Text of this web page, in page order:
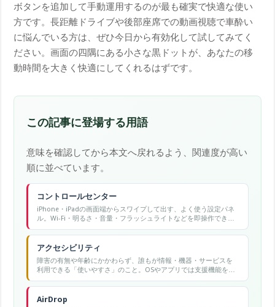
ボタンを追加して手動運用するのが最も確実で快適な使い
方です。長距離ドライブや後部座席での動画視聴で車酔い
に悩んでいる方は、ぜひ今日から有効化して試してみてく
ださい。画面の四隅にある小さな黒ドットが、あなたの移
動時間を大きく快適にしてくれるはずです。
この記事に登場する用語
意味を確認してから本文へ戻れるよう、関連度が高い
順に並べています。
コントロールセンター
iPhone・iPadの画面端からスワイプして出す、よく使う設定パネ
ル。Wi-Fi・明るさ・音量・フラッシュライトなどを即操作でき
る。
アクセシビリティ
障害の有無や年齢にかかわらず、誰もが情報・機器・サービスを
利用できる「使いやすさ」のこと。OSやアプリでは支援機能をま
とめたカテゴリ名でもある。
AirDrop